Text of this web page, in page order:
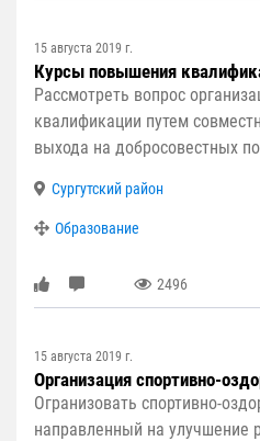
15 августа 2019 г.
Курсы повышения
Рассмотреть вопрос
квалификации путем
выхода на добросовестных
Сургутский район
Образование
2496
15 августа 2019 г.
Организация спортивно-
Огранизовать спортивно-
направленный на улучшение